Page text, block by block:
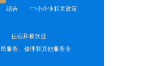
综合
中小企业相关政策
住宿和餐饮业
服务、修理和其他服务业